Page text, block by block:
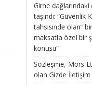
Girne
taşındı: “Güvenlik
tahsisinde olan”
maksatla özel bir
konusu”
Sözleşme, Mors
olan Gizde İletişim